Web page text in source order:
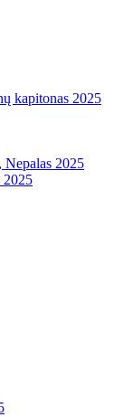
kapitonas 2025
2025
2025